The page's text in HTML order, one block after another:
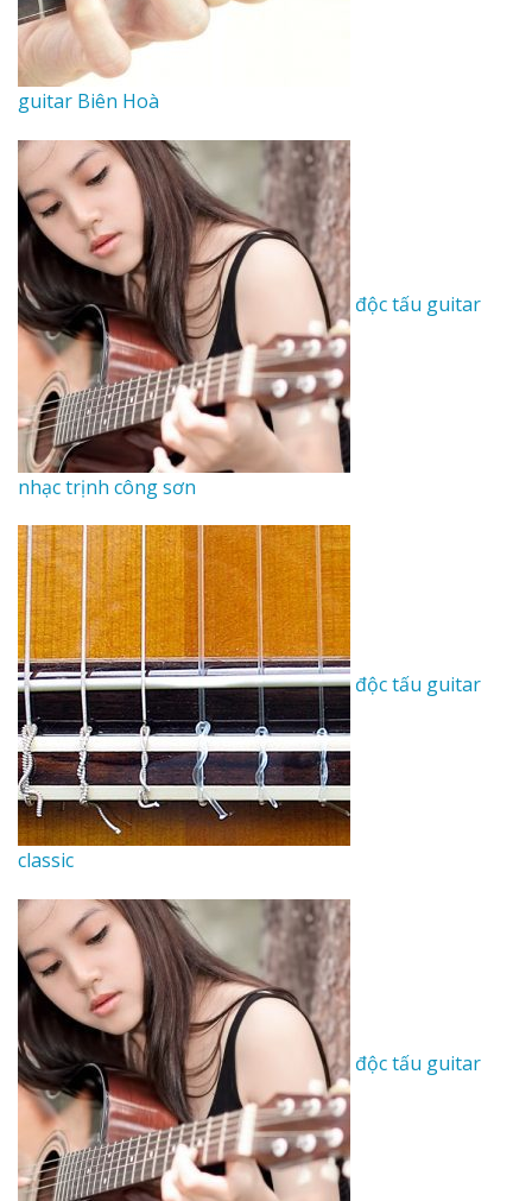
guitar Biên Hoà
độc tấu guitar
nhạc trịnh công sơn
độc tấu guitar
classic
độc tấu guitar